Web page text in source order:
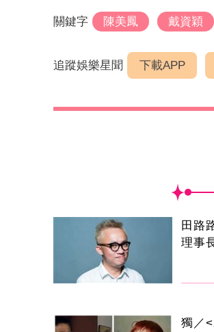
關鍵字 陳美鳳 戴資穎
追蹤娛樂星聞 下載APP
田路
理事
獨／